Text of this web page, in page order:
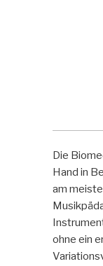
Die
Hand in
am
ohne ein